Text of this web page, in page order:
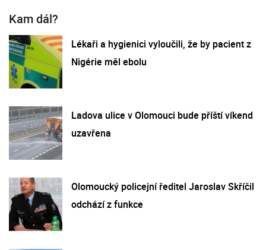
Kam dál?
Lékaři a hygienici vyloučili, že by pacient z
Nigérie měl ebolu
Ladova ulice v Olomouci bude příští víkend
uzavřena
Olomoucký policejní ředitel Jaroslav Skříčil
odchází z funkce